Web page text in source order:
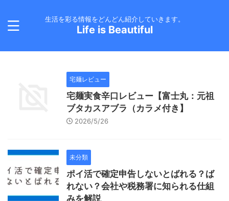
生活を彩る情報をどんどん紹介していきます。
Life is Beautiful
宅麺レビュー
宅麺実食辛口レビュー【富士丸：元祖
ブタカスアブラ（カラメ付き】
2026/5/26
未分類
ポイ活で確定申告しないとばれる？ば
れない？会社や税務署に知られる仕組
みを解説